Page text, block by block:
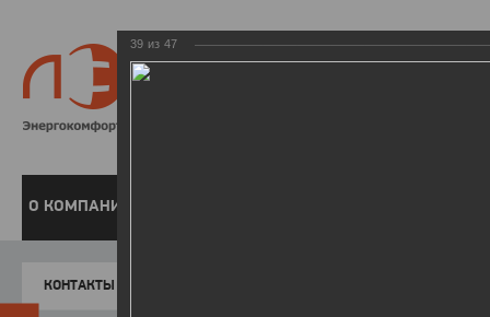
8 800
О КОМПАНИИ
КОНТАКТЫ
39 из 47